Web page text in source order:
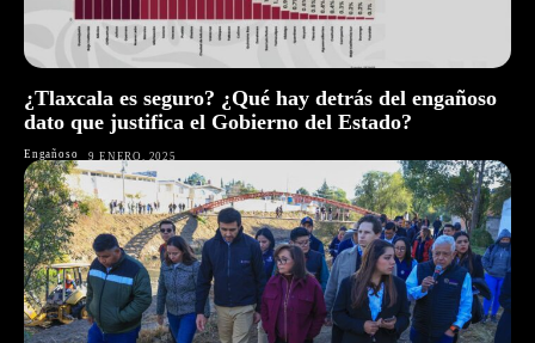
¿Tlaxcala es seguro? ¿Qué hay detrás del engañoso
dato que justifica el Gobierno del Estado?
Engañoso 9 ENERO, 2025